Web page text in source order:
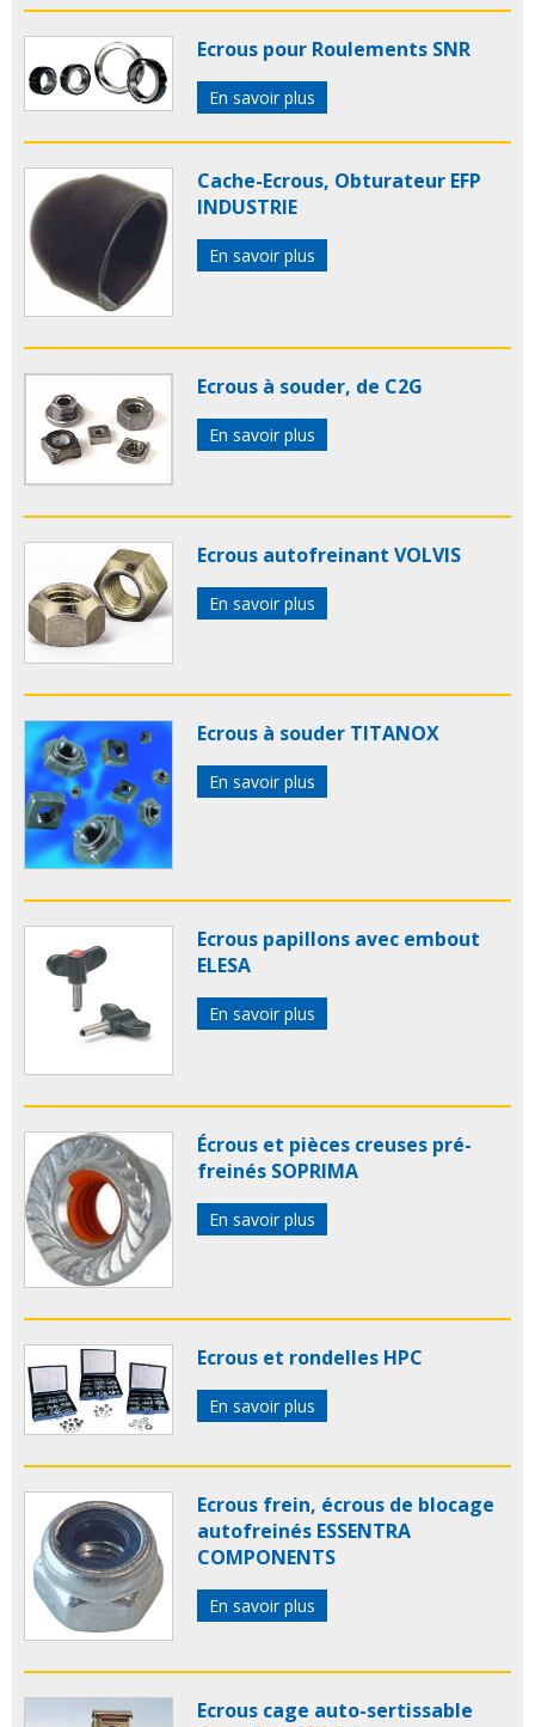
Ecrous pour Roulements SNR
En savoir plus
Cache-Ecrous, Obturateur EFP
INDUSTRIE
En savoir plus
Ecrous à souder, de C2G
En savoir plus
Ecrous autofreinant VOLVIS
En savoir plus
Ecrous à souder TITANOX
En savoir plus
Ecrous papillons avec embout
ELESA
En savoir plus
Écrous et pièces creuses pré-
freinés SOPRIMA
En savoir plus
Ecrous et rondelles HPC
En savoir plus
Ecrous frein, écrous de blocage
autofreinés ESSENTRA
COMPONENTS
En savoir plus
Ecrous cage auto-sertissable